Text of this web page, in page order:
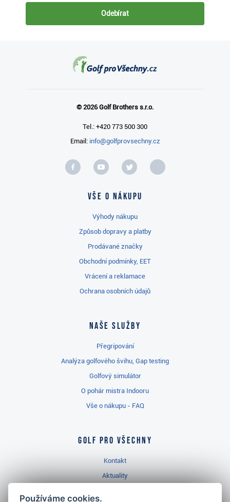
Odebírat
© 2026 Golf Brothers s.r.o.
Tel.: +420 773 500 300
Email: info@golfprovsechny.cz
Vše o nákupu
Výhody nákupu
Způsob dopravy a platby
Prodávané značky
Obchodní podmínky, EET
Vrácení a reklamace
Ochrana osobních údajů
Naše služby
Přegripování
Analýza golfového švihu, Gap testing
Golfový simulátor
O pohár mistra Indooru
Vše o nákupu - FAQ
Golf pro všechny
Kontakt
Aktuality
Používáme cookies.